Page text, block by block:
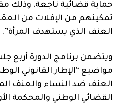
حماية قضائية ناجعة، وذلك
تمكينهم من الإفلات من
العنف الذي يستهدف المرأة”.
ويتضمن برنامج الدورة أربع
مواضيع “الإطار القانوني
العنف ضد النساء والعنف
القضائي الوطني والمحكمة